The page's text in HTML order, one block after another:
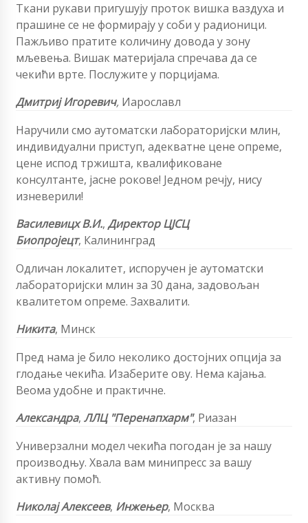
Ткани рукави пригушују проток вишка ваздуха и
прашине се не формирају у соби у радионици.
Пажљиво пратите количину довода у зону
мљевења. Вишак материјала спречава да се
чекићи врте. Послужите у порцијама.
Дмитриј Игоревич, Иарославл
Наручили смо аутоматски лабораторијски млин,
индивидуални приступ, адекватне цене опреме,
цене испод тржишта, квалификоване
консултанте, јасне рокове! Једном речју, нису
изневерили!
Василевицх В.И., ДиректорЦЈСЦ
Биопројецт, Калининград
Одличан локалитет, испоручен је аутоматски
лабораторијски млин за 30 дана, задовољан
квалитетом опреме. Захвалити.
Никита, Минск
Пред нама је било неколико достојних опција за
глодање чекића. Изаберите ову. Нема кајања.
Веома удобне и практичне.
Александра, ЛЛЦ "Перенапхарм", Риазан
Универзални модел чекића погодан је за нашу
производњу. Хвала вам минипресс за вашу
активну помоћ.
Николај Алексеев, Инжењер, Москва